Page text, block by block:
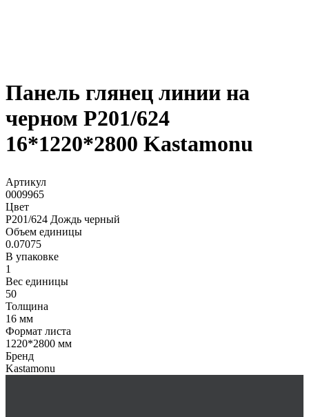
Панель глянец линии на
черном Р201/624
16*1220*2800 Kastamonu
Артикул
0009965
Цвет
P201/624 Дождь черный
Объем единицы
0.07075
В упаковке
1
Вес единицы
50
Толщина
16 мм
Формат листа
1220*2800 мм
Бренд
Kastamonu